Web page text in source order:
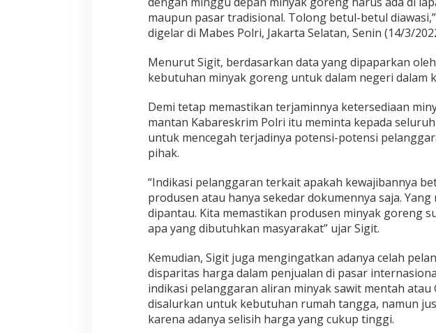
P
a
t
i
n
M
i
k
G
o
r
e
n
g
d
i
P
s
maupun pasar tradisional. Tolong betul-betul
digelar di Mabes Polri, Jakarta Selatan, Senin (14/3/
Menurut Sigit, berdasarkan data yang dipaparkan
kebutuhan minyak goreng untuk dalam negeri dalam
Demi tetap memastikan terjaminnya ketersediaan
mantan Kabareskrim Polri itu meminta kepada
untuk mencegah terjadinya potensi-potensi
pihak.
“Indikasi pelanggaran terkait apakah kewajibannya
produsen atau hanya sekedar dokumennya saja.
dipantau. Kita memastikan produsen minyak goreng
apa yang dibutuhkan masyarakat” ujar Sigit.
Kemudian, Sigit juga mengingatkan adanya celah
disparitas harga dalam penjualan di pasar
indikasi pelanggaran aliran minyak sawit mentah atau
disalurkan untuk kebutuhan rumah tangga, namun
karena adanya selisih harga yang cukup tinggi.